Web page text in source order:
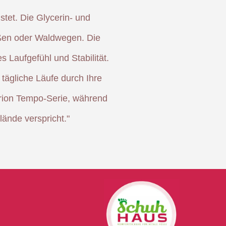
Die Glycerin- und
oder Waldwegen. Die
Laufgefühl und Stabilität.
Läufe durch Ihre
Tempo-Serie, während
verspricht."